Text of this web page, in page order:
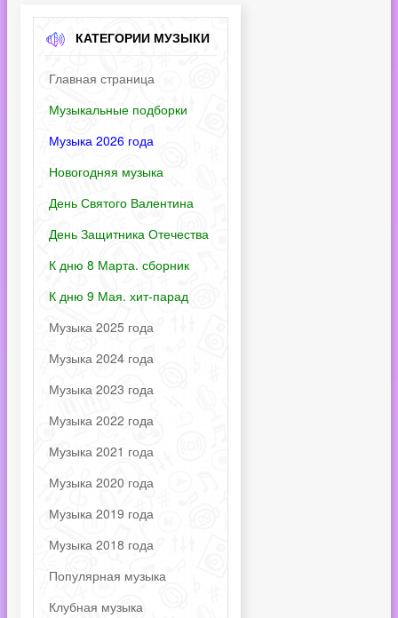
КАТЕГОРИИ МУЗЫКИ
Главная страница
Музыкальные подборки
Музыка 2026 года
Новогодняя музыка
День Святого Валентина
День Защитника Отечества
К дню 8 Марта. сборник
К дню 9 Мая. хит-парад
Музыка 2025 года
Музыка 2024 года
Музыка 2023 года
Музыка 2022 года
Музыка 2021 года
Музыка 2020 года
Музыка 2019 года
Музыка 2018 года
Популярная музыка
Клубная музыка